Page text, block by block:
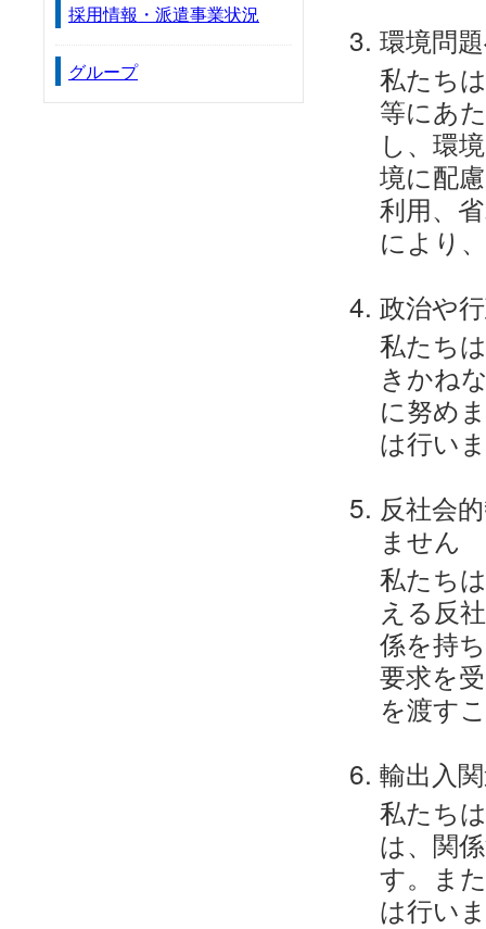
環境問
私たち
等にあ
し、環
境に配
利用、
により
政治や
私たち
きかね
に努め
は行い
反社会
ません
私たち
える反
係を持
要求を
を渡す
輸出入
私たち
は、関
す。ま
は行い
採用情報・派遣事業状況
グループ